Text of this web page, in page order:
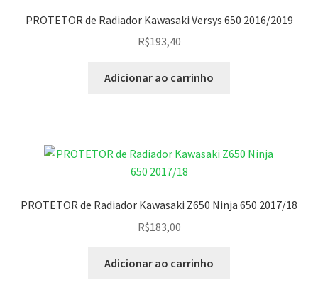
PROTETOR de Radiador Kawasaki Versys 650 2016/2019
R$193,40
Adicionar ao carrinho
PROTETOR de Radiador Kawasaki Z650 Ninja 650 2017/18
R$183,00
Adicionar ao carrinho